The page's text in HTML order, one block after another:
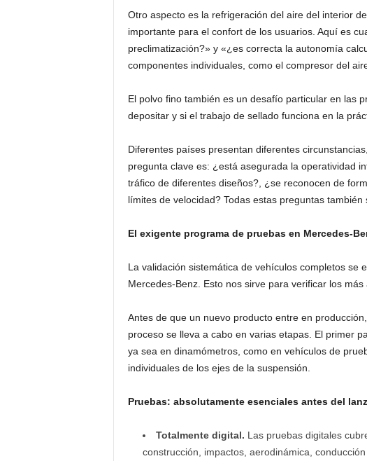
Otro aspecto es la refrigeración del aire del interior
importante para el confort de los usuarios. Aquí es
preclimatización?» y «¿es correcta la autonomía
componentes individuales, como el compresor del
El polvo fino también es un desafío particular en las
depositar y si el trabajo de sellado funciona en la
Diferentes países presentan diferentes
pregunta clave es: ¿está asegurada la operatividad
tráfico de diferentes diseños?, ¿se reconocen de
límites de velocidad? Todas estas preguntas
El exigente programa de pruebas en Mercedes-
La validación sistemática de vehículos completos se
Mercedes-Benz. Esto nos sirve para verificar los más
Antes de que un nuevo producto entre en
proceso se lleva a cabo en varias etapas. El primer
ya sea en dinamómetros, como en vehículos de
individuales de los ejes de la suspensión.
Pruebas: absolutamente esenciales antes del
Totalmente digital. Las pruebas digitales
construcción, impactos, aerodinámica,